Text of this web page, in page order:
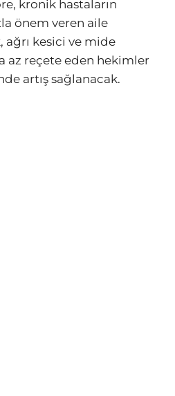
kronik hastaların
önem veren aile
kesici ve mide
az reçete eden hekimler
artış sağlanacak.